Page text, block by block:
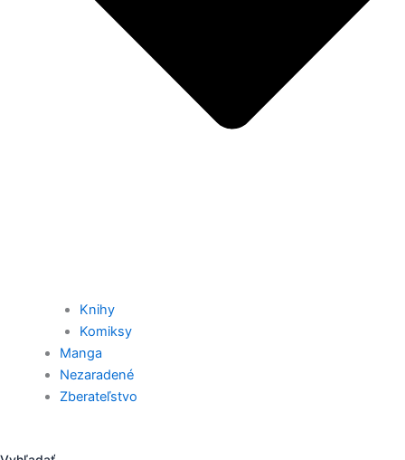
Knihy
Komiksy
Manga
Nezaradené
Zberateľstvo